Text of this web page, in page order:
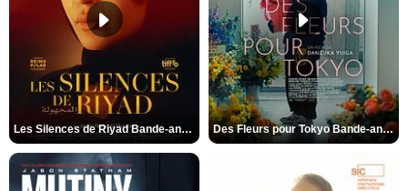
Les Silences de Riyad Bande-annonce VO STFR Des Fleurs pour Tokyo Bande-annonce VO STFR